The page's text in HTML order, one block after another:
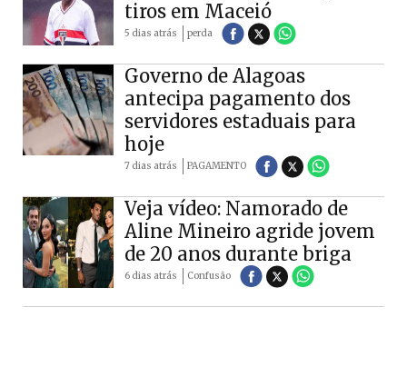
tiros em Maceió
5 dias atrás perda
Governo de Alagoas
antecipa pagamento dos
servidores estaduais para
hoje
7 dias atrás PAGAMENTO
Veja vídeo: Namorado de
Aline Mineiro agride jovem
de 20 anos durante briga
6 dias atrás Confusão